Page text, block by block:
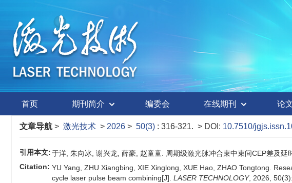
首页 期刊简介 编委会 在线期刊 论
文章导航 > 激光技术 > 2026 > 50(3) : 316-321. > DOI: 10.7510/
引用本文:于洋, 朱向冰, 谢兴龙, 薛豪, 赵童童. 周期级激光脉冲合束中束间CEP差及
Citation: YU Yang, ZHU Xiangbing, XIE Xinglong, XUE Hao, ZHAO Tongtong.
cycle laser pulse beam combining[J]. LASER TECHNOLOGY, 2026,